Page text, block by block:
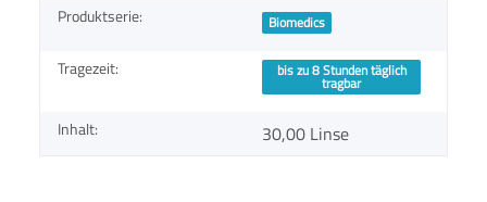
Produktserie: Biomedics
Tragezeit: bis zu 8 Stunden täglich
tragbar
Inhalt: 30,00 Linse